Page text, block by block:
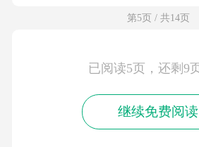
第5页 / 共14页
已阅读5页，还剩9
继续免费阅读